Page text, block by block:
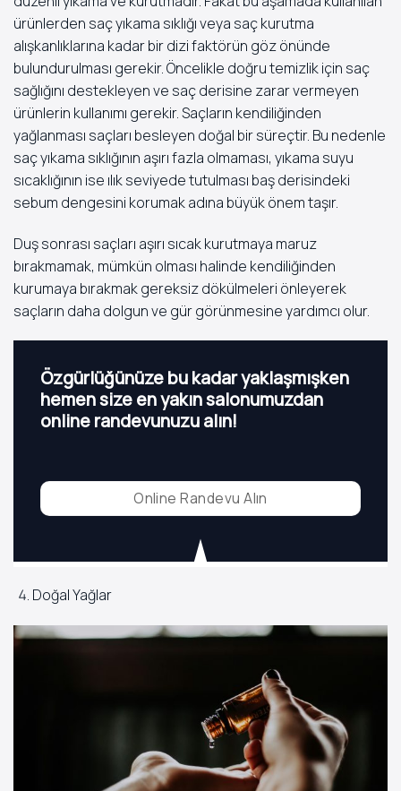
ürünlerden saç yıkama sıklığı veya saç kurutma
alışkanlıklarına kadar bir dizi faktörün göz önünde
bulundurulması gerekir. Öncelikle doğru temizlik için saç
sağlığını destekleyen ve saç derisine zarar vermeyen
ürünlerin kullanımı gerekir. Saçların kendiliğinden
yağlanması saçları besleyen doğal bir süreçtir. Bu nedenle
saç yıkama sıklığının aşırı fazla olmaması, yıkama suyu
sıcaklığının ise ılık seviyede tutulması baş derisindeki
sebum dengesini korumak adına büyük önem taşır.
Duş sonrası saçları aşırı sıcak kurutmaya maruz
bırakmamak, mümkün olması halinde kendiliğinden
kurumaya bırakmak gereksiz dökülmeleri önleyerek
saçların daha dolgun ve gür görünmesine yardımcı olur.
Özgürlüğünüze bu kadar yaklaşmışken
hemen size en yakın salonumuzdan
online randevunuzu alın!
Online Randevu Alın
Doğal Yağlar